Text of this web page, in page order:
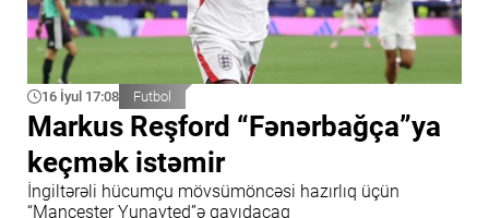
16 İyul 17:08 Futbol
Markus Reşford “Fənərbağça”ya
keçmək istəmir
İngiltərəli hücumçu mövsümöncəsi hazırlıq üçün
“Mançester Yunayted”ə qayıdacaq